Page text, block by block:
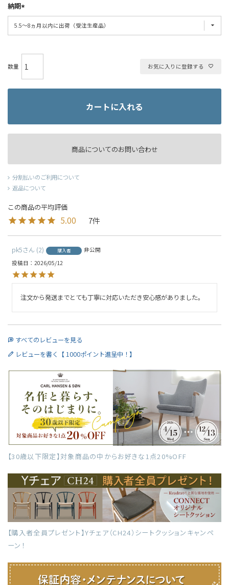
納期
お気に入りに登録する
カートに入れる
商品についてのお問い合わせ
分割払いのご利用について
返品について
5.00 7
pk5 2 購入者
非公開
投稿日
2026/05/12
注文から発送までとても丁寧に対応いただき安心感がありました。
すべてのレビューを見る
レビューを書く【 1000ポイント進呈中！】
【30歳以下限定】対象商品の中からお好きな1点20%OFF
【購入者全員プレゼント】Yチェア（CH24）シートクッションキャンペ
ーン！